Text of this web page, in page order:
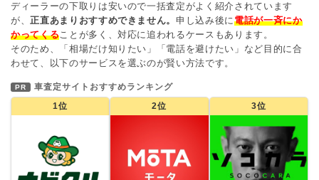
ディーラーの下取りは安いので一括査定がよく紹介されています
が、正直あまりおすすめできません。申し込み後に電話が一斉にか
かってくることが多く、対応に追われるケースもあります。
そのため、「相場だけ知りたい」「電話を避けたい」など目的に合
わせて、以下のサービスを選ぶのが賢い方法です。
PR
車査定サイトおすすめランキング
1位
2位 3位